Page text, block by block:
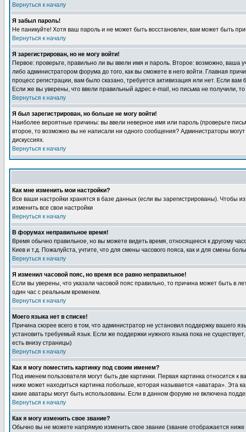
Вернуться к началу
Я забыл пароль!
Не паникуйте! Хотя ваш пароль и не может быть восстановлен, вам может быть
Вернуться к началу
Я зарегистрирован, но не могу войти!
Первое: проверьте, правильно ли вы ввели имя и пароль. Второе: возможно, ваша
либо администратором форума до того, как вы сможете в него войти. Главная
процесс регистрации, вам было сказано, требуется активизация или нет. Если
Если же вы уверены, что ввели правильный адрес e-mail, но письма не получили,
Вернуться к началу
Я был зарегистрирован, но больше не могу войти!
Наиболее вероятные причины: вы ввели неверное имя или пароль (проверьте
второе, то возможно вы не написали ни одного сообщения? Администраторы
дискуссиях.
Вернуться к началу
Как мне изменить мои настройки?
Все ваши настройки хранятся в базе данных (если вы зарегистрированы). Чтобы
изменить все свои настройки
Вернуться к началу
В форумах неправильное время!
Время обычно правильное, но вы можете видеть время, относящееся к другому
Киев и т.д. Пожалуйста, учтите, что для смены часового пояса, как и для смены
Вернуться к началу
Я изменил часовой пояс, но время все равно неправильное!
Если вы уверены, что указали часовой пояс правильно, то причина может быть в
один час с реальным временем.
Вернуться к началу
Моего языка нет в списке!
Причина скорее всего в том, что администратор не установил поддержку
установить требуемый язык. Если же поддержки нужного языка пока не
есть внизу страницы)
Вернуться к началу
Как я могу поместить картинку под своим именем?
Под именем пользователя могут быть две картинки. Первая картинка относится
ниже может находиться картинка побольше, которая называется «аватара». Эта
какие аватары могут быть использованы. Если в данном форуме не включена
Вернуться к началу
Как я могу изменить свое звание?
Обычно вы не можете напрямую изменить свое звание (звание отображается